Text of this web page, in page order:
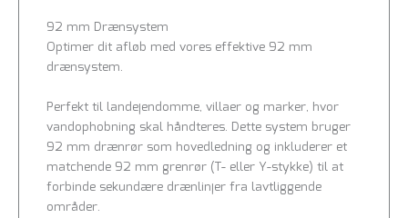
92 mm Drænsystem
Optimer dit afløb med vores effektive 92 mm
drænsystem.
Perfekt til landejendomme, villaer og marker, hvor
vandophobning skal håndteres. Dette system bruger
92 mm drænrør som hovedledning og inkluderer et
matchende 92 mm grenrør (T- eller Y-stykke) til at
forbinde sekundære drænlinjer fra lavtliggende
områder.